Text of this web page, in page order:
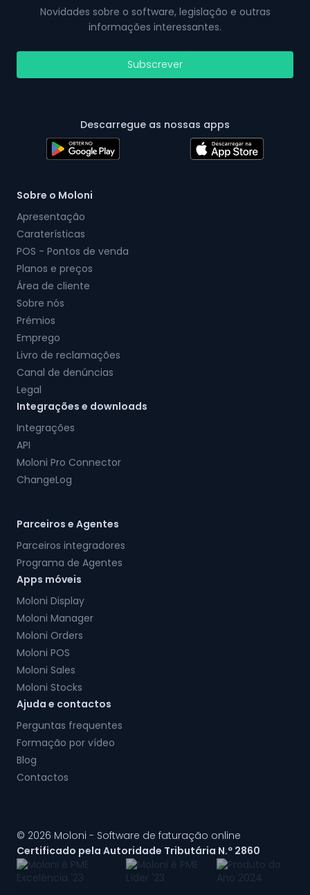
Novidades sobre o software, legislação e outras
informações interessantes.
Subscrever
Descarregue as nossas apps
Sobre o Moloni
Apresentação
Caraterísticas
POS - Pontos de venda
Planos e preços
Área de cliente
Sobre nós
Prémios
Emprego
Livro de reclamações
Canal de denúncias
Legal
Integrações e downloads
Integrações
API
Moloni Pro Connector
ChangeLog
Parceiros e Agentes
Parceiros integradores
Programa de Agentes
Apps móveis
Moloni Display
Moloni Manager
Moloni Orders
Moloni POS
Moloni Sales
Moloni Stocks
Ajuda e contactos
Perguntas frequentes
Formação por vídeo
Blog
Contactos
© 2026 Moloni - Software de faturação online
Certificado pela Autoridade Tributária N.º 2860